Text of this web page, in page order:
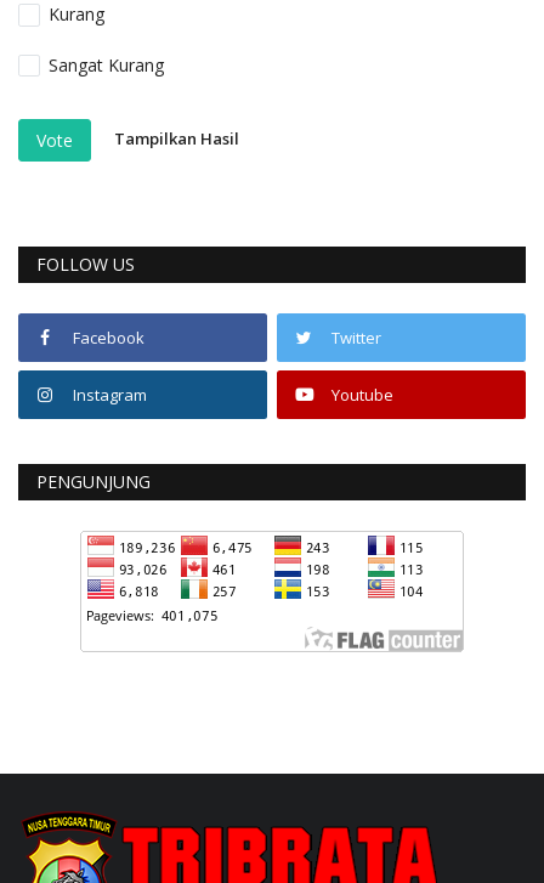
Kurang
Sangat Kurang
Vote Tampilkan Hasil
FOLLOW US
Facebook Twitter
Instagram Youtube
PENGUNJUNG